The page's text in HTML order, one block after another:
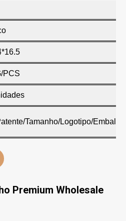
PCS
Tamanho/Logotipo/
Premium Wholesale